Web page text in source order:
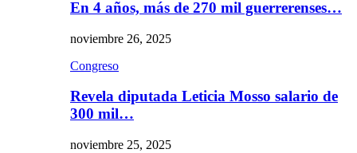
En 4 años, más de 270 mil guerrerenses…
noviembre 26, 2025
Congreso
Revela diputada Leticia Mosso salario de
300 mil…
noviembre 25, 2025